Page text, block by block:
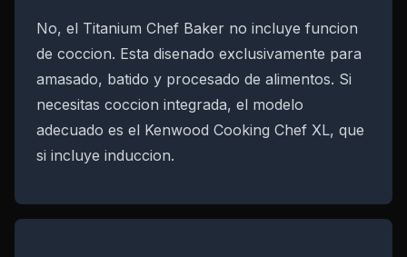
No, el Titanium Chef Baker no incluye funcion
de coccion. Esta disenado exclusivamente para
amasado, batido y procesado de alimentos. Si
necesitas coccion integrada, el modelo
adecuado es el Kenwood Cooking Chef XL, que
si incluye induccion.